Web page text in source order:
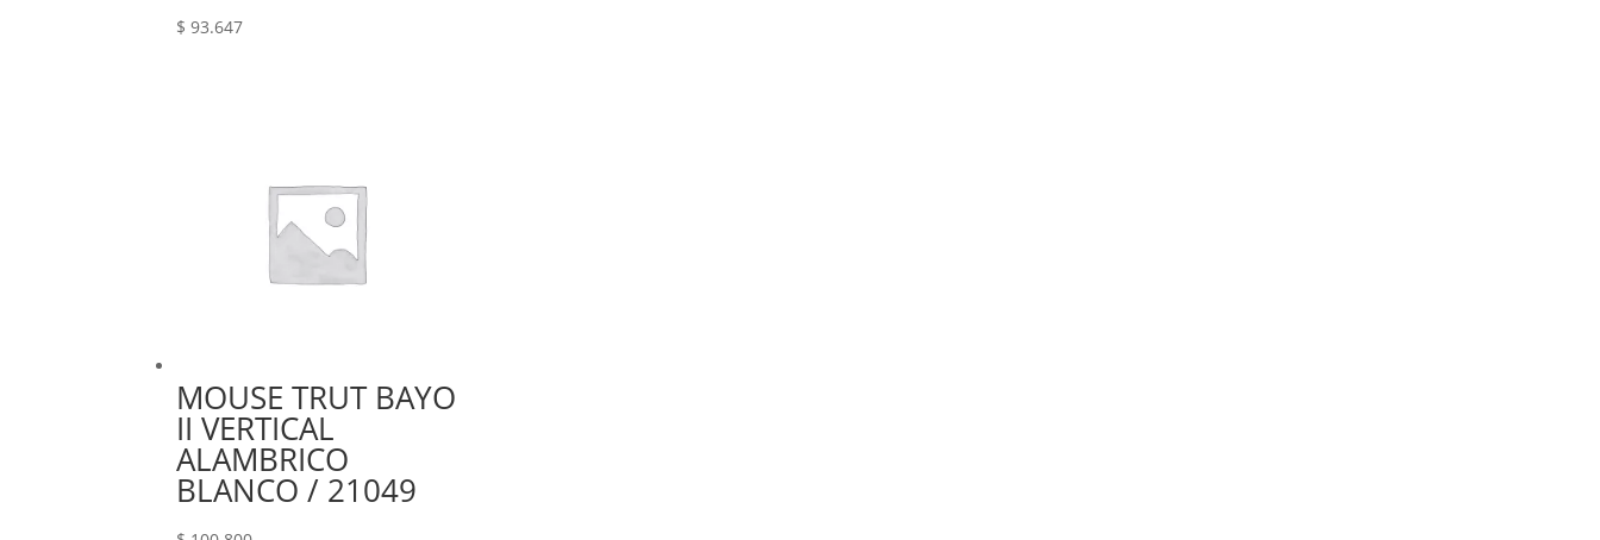
$ 93.647
MOUSE TRUT BAYO
II VERTICAL
ALAMBRICO
BLANCO / 21049